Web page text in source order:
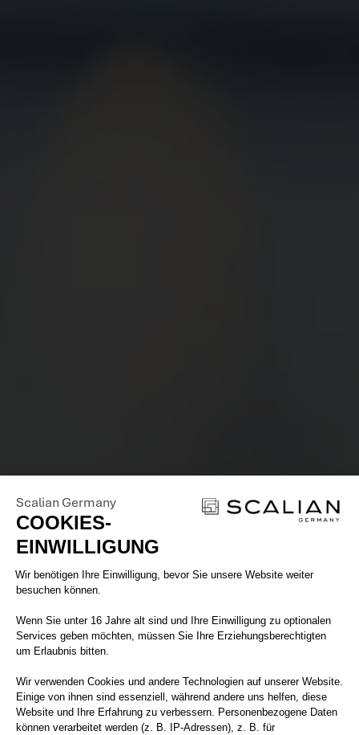
Scalian Germany
COOKIES-
EINWILLIGUNG
Einwilligungsmanagementplattform:
Wir benötigen Ihre Einwilligung, bevor Sie unsere Website weiter
besuchen können.
Wenn Sie unter 16 Jahre alt sind und Ihre Einwilligung zu optionalen
Services geben möchten, müssen Sie Ihre Erziehungsberechtigten
um Erlaubnis bitten.
Wir verwenden Cookies und andere Technologien auf unserer Website.
Einige von ihnen sind essenziell, während andere uns helfen, diese
Website und Ihre Erfahrung zu verbessern. Personenbezogene Daten
können verarbeitet werden (z. B. IP-Adressen), z. B. für